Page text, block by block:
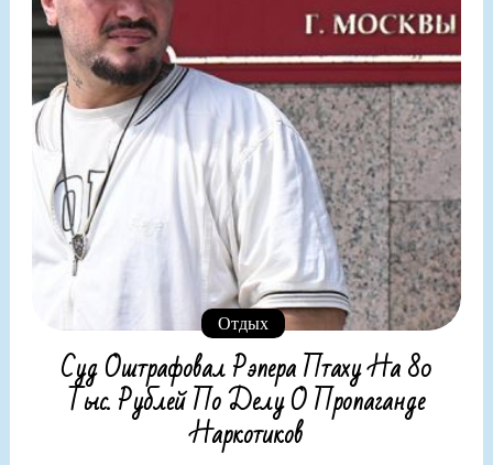
Отдых
Суд Оштрафовал Рэпера Птаху На 80
Тыс. Рублей По Делу О Пропаганде
Наркотиков